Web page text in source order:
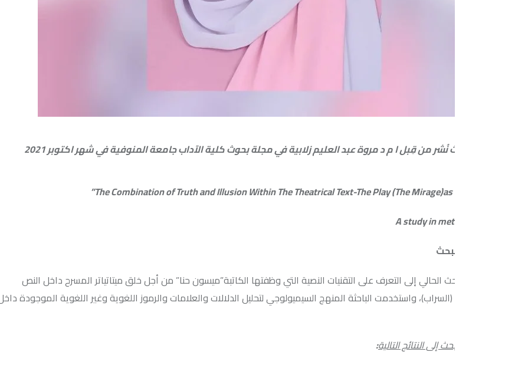
نُشر من قِبل ا م د مروة عبد العليم زلابية في مجلة بحوث كلية الآداب جامعة المنوفية في شهر اكتوبر 2021
الحالي إلى التعرف على التقنيات النصية التي وظفتها الكاتبة”ميسون حنا” من أجل خلق ميتاتياتر المسرح داخل النص
واستخدمت الباحثة المنهج السيميولوجي لتحليل الدلالات والعلامات والرموز اللغوية وغير اللغوية الموجودة داخل
إلى النتائج التالية: